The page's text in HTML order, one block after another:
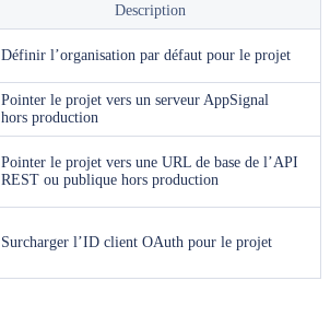
Description
Définir l’organisation par défaut pour le projet
Pointer le projet vers un serveur AppSignal
hors production
Pointer le projet vers une URL de base de l’API
REST ou publique hors production
Surcharger l’ID client OAuth pour le projet